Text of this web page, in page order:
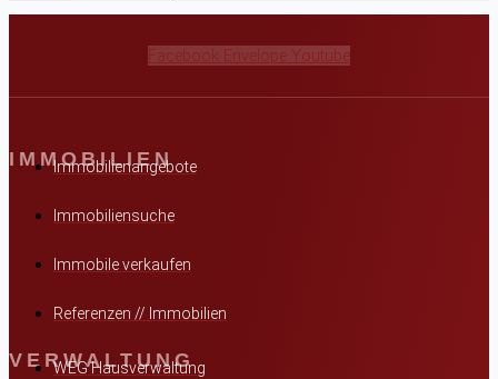
Facebook Envelope Youtube
IMMOBILIEN
Immobilienangebote
Immobiliensuche
Immobile verkaufen
Referenzen // Immobilien
VERWALTUNG
WEG Hausverwaltung